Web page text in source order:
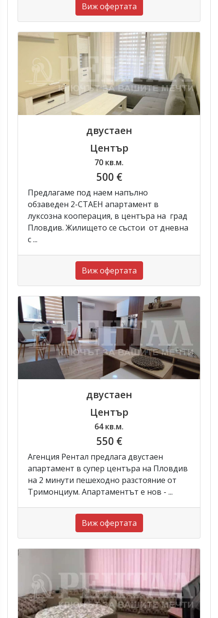
Виж офертата
двустаен
Център
70 кв.м.
500 €
Предлагаме под наем напълно
обзаведен 2-СТАЕН апартамент в
луксозна кооперация, в центъра на град
Пловдив. Жилището се състои от дневна
с ...
Виж офертата
двустаен
Център
64 кв.м.
550 €
Агенция Рентал предлага двустаен
апартамент в супер центъра на Пловдив
на 2 минути пешеходно разстояние от
Тримонциум. Апартаментът е нов - ...
Виж офертата